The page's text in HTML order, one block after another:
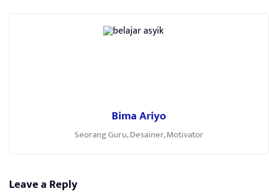
Bima Ariyo
Seorang Guru, Desainer, Motivator
Leave a Reply